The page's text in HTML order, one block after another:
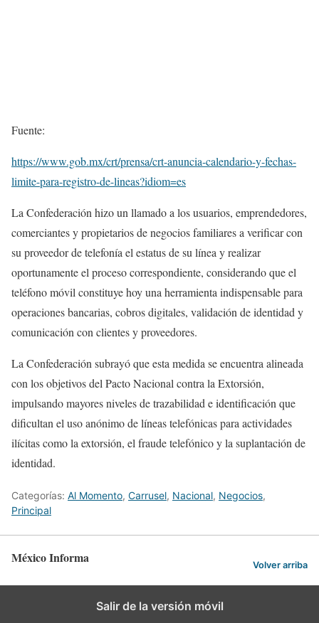
Fuente:
https://www.gob.mx/crt/prensa/crt-anuncia-calendario-y-fechas-
limite-para-registro-de-lineas?idiom=es
La Confederación hizo un llamado a los usuarios, emprendedores,
comerciantes y propietarios de negocios familiares a verificar con
su proveedor de telefonía el estatus de su línea y realizar
oportunamente el proceso correspondiente, considerando que el
teléfono móvil constituye hoy una herramienta indispensable para
operaciones bancarias, cobros digitales, validación de identidad y
comunicación con clientes y proveedores.
La Confederación subrayó que esta medida se encuentra alineada
con los objetivos del Pacto Nacional contra la Extorsión,
impulsando mayores niveles de trazabilidad e identificación que
dificultan el uso anónimo de líneas telefónicas para actividades
ilícitas como la extorsión, el fraude telefónico y la suplantación de
identidad.
Categorías: Al Momento, Carrusel, Nacional, Negocios,
Principal
México Informa Volver arriba
Salir de la versión móvil